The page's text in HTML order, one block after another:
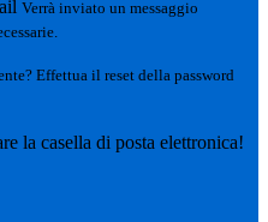
Verrà inviato un messaggio
Effettua il reset della password
la casella di posta elettronica!